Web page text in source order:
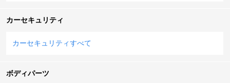
カーセキュリティ
カーセキュリティすべて
ボディパーツ